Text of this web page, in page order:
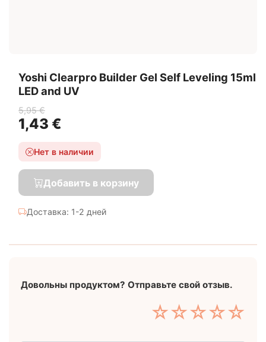
Yoshi Clearpro Builder Gel Self Leveling 15ml
LED and UV
5,95 €
1,43 €
Нет в наличии
Добавить в корзину
Доставка: 1-2 дней
Довольны продуктом? Отправьте свой отзыв.
☆
☆
☆
☆
☆